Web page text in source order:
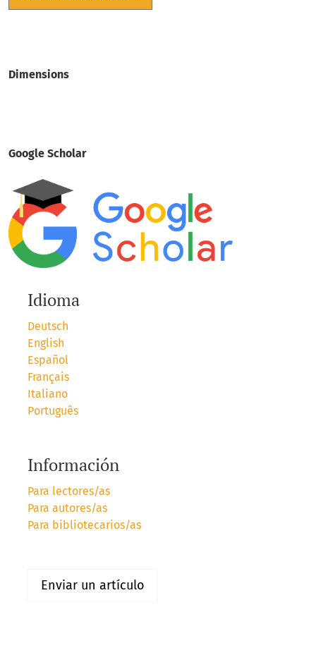
Dimensions
Google Scholar
Idioma
Deutsch
English
Español
Français
Italiano
Português
Información
Para lectores/as
Para autores/as
Para bibliotecarios/as
Enviar un artículo